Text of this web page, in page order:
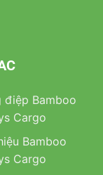
điệp Bamboo
Cargo
Bamboo
Cargo